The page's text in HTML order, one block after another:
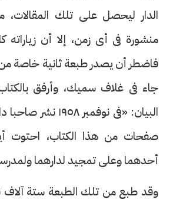
الدار ليحصل على تلك
منشورة فى أى زمن، إلا أن زياراته
جاء فى غلاف سميك، وأرفق
البيان: «فى نوفمبر
صفحات من هذا الكتاب، احتوت
أحدهما وعلى تمجيد لدارهما
وقد طبع من تلك الطبعة ستة آلاف